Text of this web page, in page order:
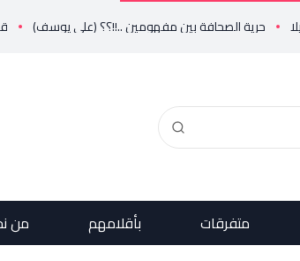
حرية الصحافة بين مفهومين ..!!؟؟ (علي يوسف) قراءة
متفرقات بأقلامهم من